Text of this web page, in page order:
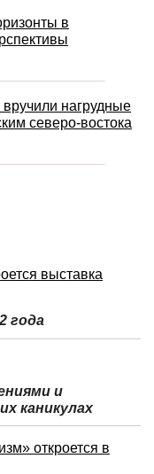
в
нагрудные
северо-востока
выставка
года
и
каникулах
откроется в